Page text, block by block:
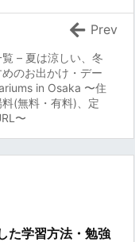
– 夏は涼しい、冬
のお出かけ・デー
in Osaka 〜住
(無料・有料)、定
〜
Prev
た学習方法・勉強